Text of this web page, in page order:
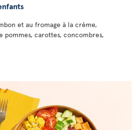
et au fromage à la crème,
pommes, carottes, concombres,